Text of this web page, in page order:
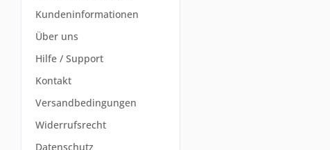
Kundeninformationen
Über uns
Hilfe / Support
Kontakt
Versandbedingungen
Widerrufsrecht
Datenschutz